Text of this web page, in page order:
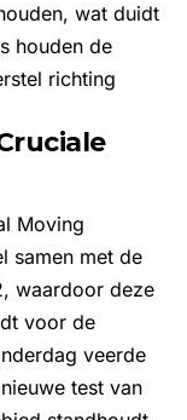
wat duidt
houden de
richting
Moving
samen met de
waardoor deze
voor de
veerde
test van